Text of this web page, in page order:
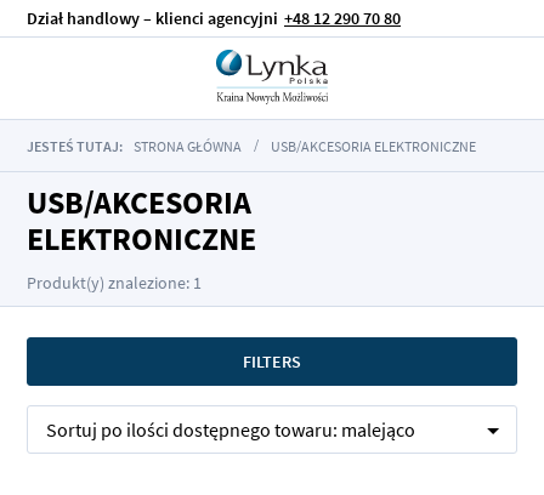
Dział handlowy – klienci agencyjni +48 12 290 70 80
JESTEŚ TUTAJ: STRONA GŁÓWNA USB/AKCESORIA ELEKTRONICZNE
USB/AKCESORIA
ELEKTRONICZNE
Produkt(y) znalezione: 1
FILTERS
Sortuj po ilości dostępnego towaru: malejąco